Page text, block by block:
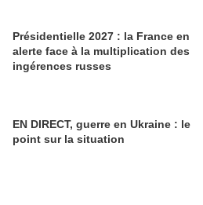
Présidentielle 2027 : la France en
alerte face à la multiplication des
ingérences russes
EN DIRECT, guerre en Ukraine : le
point sur la situation